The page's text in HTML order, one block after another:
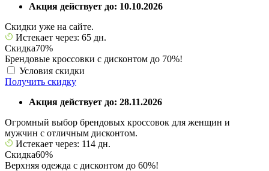
Акция действует до: 10.10.2026
Скидки уже на сайте.
Истекает через: 65 дн.
Скидка70%
Брендовые кроссовки с дисконтом до 70%!
Условия скидки
Получить скидку
Акция действует до: 28.11.2026
Огромный выбор брендовых кроссовок для женщин и
мужчин с отличным дисконтом.
Истекает через: 114 дн.
Скидка60%
Верхняя одежда с дисконтом до 60%!